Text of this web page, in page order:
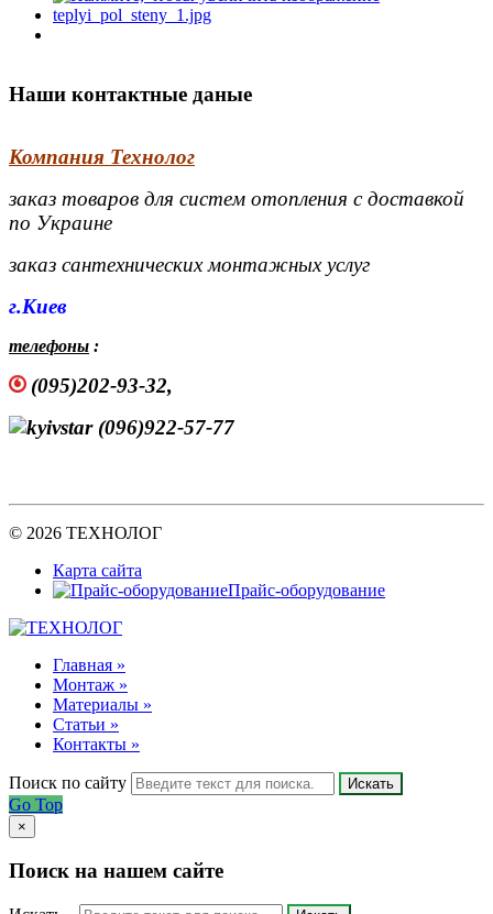
Наши контактные даные
Компания Технолог
заказ товаров для систем отопления с доставкой
по Украине
заказ сантехнических монтажных услуг
г.Киев
телефоны :
(095)202-93-32,
(096)922-57-77
© 2026 ТЕХНОЛОГ
Карта сайта
Прайс-оборудование
Главная »
Монтаж »
Материалы »
Статьи »
Контакты »
Поиск по сайту Искать
Go Top
×
Поиск на нашем сайте